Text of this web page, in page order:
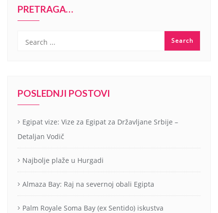
PRETRAGA…
POSLEDNJI POSTOVI
Egipat vize: Vize za Egipat za Državljane Srbije –
Detaljan Vodič
Najbolje plaže u Hurgadi
Almaza Bay: Raj na severnoj obali Egipta
Palm Royale Soma Bay (ex Sentido) iskustva